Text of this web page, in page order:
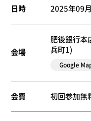
日時 2025年09
会場
肥後銀行
兵町1)
Google
会費 初回参加無